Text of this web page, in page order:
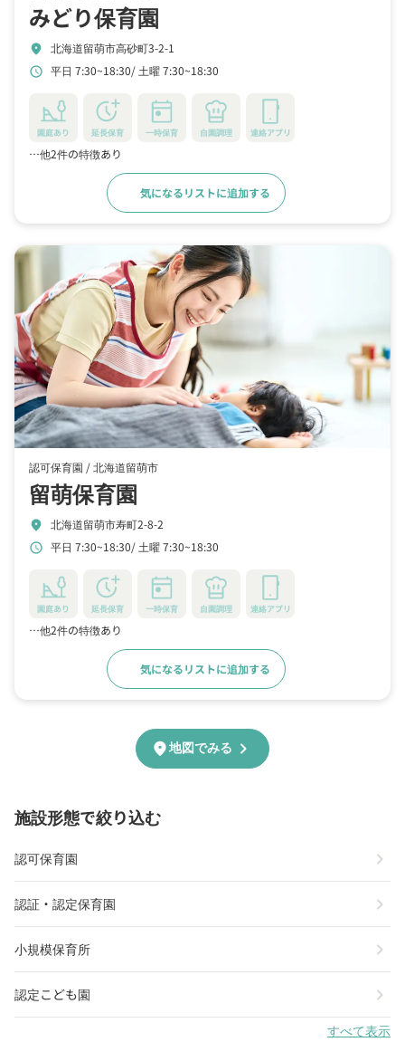
みどり保育園
location_on 北海道留萌市高砂町3-2-1
schedule 平日 7:30~18:30 土曜 7:30~18:30
園庭あり 延長保育 一時保育 自園調理 連絡アプリ
…他2件の特徴あり
気になるリストに追加する
認可保育園 /北海道留萌市
留萌保育園
location_on 北海道留萌市寿町2-8-2
schedule 平日 7:30~18:30 土曜 7:30~18:30
園庭あり 延長保育 一時保育 自園調理 連絡アプリ
…他2件の特徴あり
気になるリストに追加する
location_on地図でみる chevron_right
施設形態で絞り込む
認可保育園 chevron_right
認証・認定保育園 chevron_right
小規模保育所 chevron_right
認定こども園 chevron_right
すべて表示